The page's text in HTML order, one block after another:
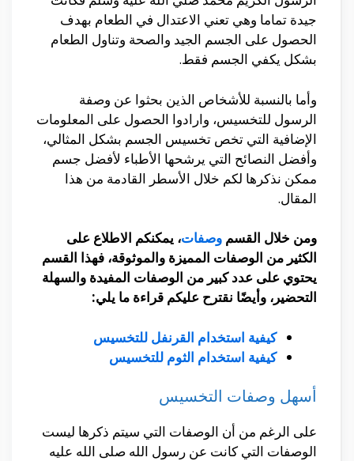
جيدة تماما وهي تعني الاعتدال في الطعام بهدف
الحصول على الجسم الجيد والصحة وتناول الطعام
بشكل يكفي الجسم فقط.
وأما بالنسبة للأشخاص الذين بحثوا عن وصفة
الرسول للتخسيس، وارادوا الحصول على المعلومات
الإضافية التي تخص تخسيس الجسم بشكل المثالي،
وأفضل النصائح التي يرشحها الأطباء لأفضل جسم
ممكن نذكرها لكم خلال الأسطر القادمة من هذا
المقال.
ومن خلال القسم وصفات، يمكنكم الاطلاع على
الكثير من الوصفات المميزة والموثوقة، فهذا القسم
يحتوي على عدد كبير من الوصفات المفيدة والسهلة
التحضير، وأيضًا نقترح عليكم قراءة ما يلي:
كيفية استخدام القرنفل للتخسيس
كيفية استخدام الثوم للتخسيس
أسهل وصفات التخسيس
على الرغم من أن الوصفات التي سيتم ذكرها ليست
الوصفات التي كانت عن رسول الله صلى الله عليه